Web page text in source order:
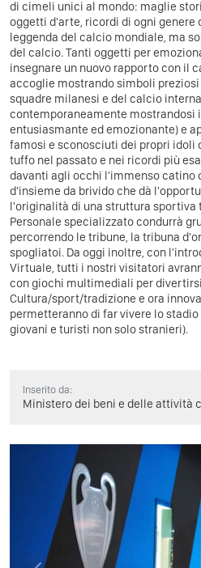
di cimeli unici al mondo: maglie
oggetti d'arte, ricordi di ogni genere
leggenda del calcio mondiale, ma
del calcio. Tanti oggetti per
insegnare un nuovo rapporto con il
accoglie mostrando simboli
squadre milanesi e del calcio
contemporaneamente mostrandosi
entusiasmante ed emozionante) e
famosi e sconosciuti dei propri idoli
tuffo nel passato e nei ricordi più
davanti agli occhi l'immenso catino
d'insieme da brivido che dà
l'originalità di una struttura sportiva
Personale specializzato condurrà
percorrendo le tribune, la tribuna
spogliatoi. Da oggi inoltre, con
Virtuale, tutti i nostri visitatori
con giochi multimediali per
Cultura/sport/tradizione e ora
permetteranno di far vivere lo
giovani e turisti non solo stranieri).
Inserito da:
Ministero dei beni e delle attività